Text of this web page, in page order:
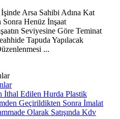
İşinde Arsa Sahibi Adına Kat
Henüz İnşaat
Seviyesine Göre Teminat
Tapuda Yapılacak
...
İthal Edilen Hurda Plastik
Geçirildikten Sonra İmalat
Olarak Satışında Kdv